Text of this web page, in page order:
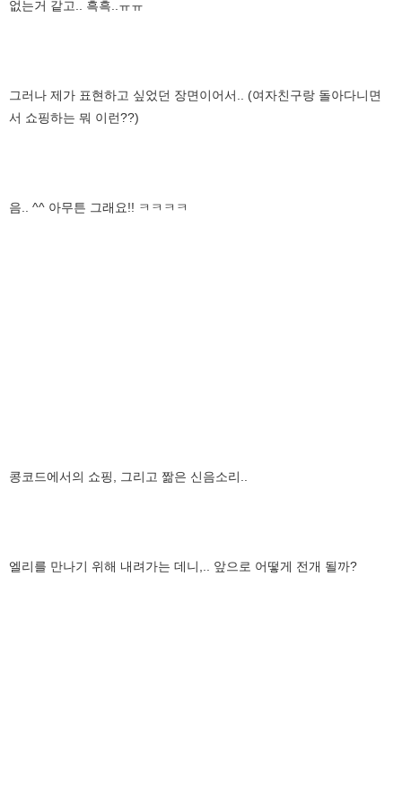
없는거 같고.. 흑흑..ㅠㅠ
그러나 제가 표현하고 싶었던 장면이어서.. (여자친구랑 돌아다니면
서 쇼핑하는 뭐 이런??)
음.. ^^ 아무튼 그래요!! ㅋㅋㅋㅋ
콩코드에서의 쇼핑, 그리고 짦은 신음소리..
엘리를 만나기 위해 내려가는 데니,.. 앞으로 어떻게 전개 될까?